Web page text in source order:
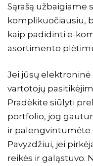
Sąrašą užbaigiame
komplikuočiausiu,
kaip padidinti e-
asortimento
Jei jūsų
vartotojų
Pradėkite siūlyti
portfolio, jog
ir palengvintumėte
Pavyzdžiui, jei
reikės ir galąstuvo.